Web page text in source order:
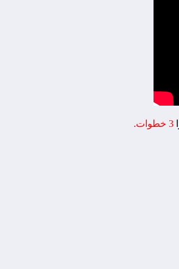
3 خطوات.